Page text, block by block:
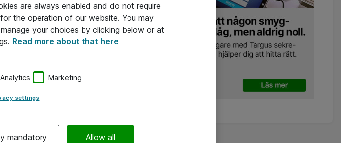
are always enabled and do not require
the operation of our website. You may
your choices by clicking below or at
Read more about that here
Analytics Marketing
settings
mandatory Allow all